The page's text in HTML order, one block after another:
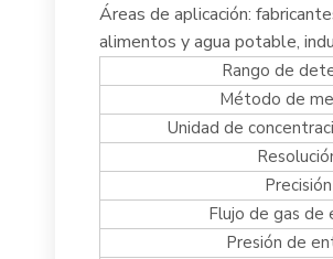
Áreas de aplicación:
alimentos y agua potable,
Rango de
Método de
Unidad de
Precisión
Flujo de gas de
Presión de